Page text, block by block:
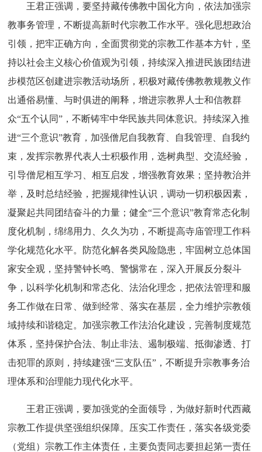
王君正强调，要坚持藏传佛教中国化方向，依法加强宗
教事务管理，不断提高新时代宗教工作水平。强化思想政治
引领，把牢正确方向，全面贯彻党的宗教工作基本方针，坚
持以社会主义核心价值观为引领，持续深入推进民族团结进
步模范区创建进宗教活动场所，积极对藏传佛教教规教义作
出通俗易懂、与时俱进的阐释，增进宗教界人士和信教群
众“五个认同”，不断铸牢中华民族共同体意识。持续深入推
进“三个意识”教育，加强僧尼自我教育、自我管理、自我约
束，发挥宗教界代表人士积极作用，选树典型、交流经验，
引导僧尼相互学习、相互启发，增强教育效果；坚持教治并
举，及时总结经验，把握规律性认识，调动一切积极因素，
凝聚起共同团结奋斗的力量；健全“三个意识”教育常态化制
度化机制，绵绵用力、久久为功，不断提高寺庙管理工作科
学化规范化水平。防范化解各类风险隐患，牢固树立总体国
家安全观，坚持警钟长鸣、警惕常在，深入开展反分裂斗
争，以科学化机制和常态化、法治化理念，把依法管理和服
务工作做在日常、做到经常、落实在基层，全力维护宗教领
域持续和谐稳定。加强宗教工作法治化建设，完善制度规范
体系，坚持保护合法、制止非法、遏制极端、抵御渗透、打
击犯罪的原则，持续建强“三支队伍”，不断提升宗教事务治
理体系和治理能力现代化水平。
王君正强调，要加强党的全面领导，为做好新时代西藏
宗教工作提供坚强组织保障。压实工作责任，落实各级党委
（党组）宗教工作主体责任，主要负责同志要担起第一责任